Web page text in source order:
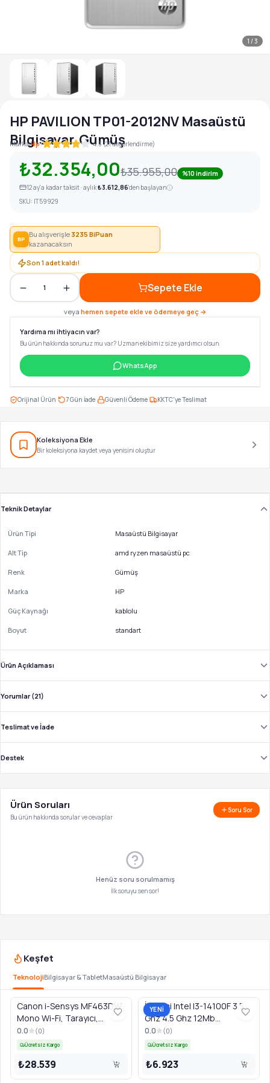
1 /3
HP PAVILION TP01-2012NV Masaüstü
Bilgisayar, Gümüş
Marka:Hp| 4.3 (21 değerlendirme)
₺32.354,00₺35.955,00 %10 indirim
12ay'a kadar taksit · aylık₺3.612,86'den başlayan
SKU: IT59929
BP
Bu alışverişle 3235 BiPuan
kazanacaksın
Son 1 adet kaldı!
1 Sepete Ekle
veya hemen sepete ekle ve ödemeye geç →
Yardıma mı ihtiyacın var?
Bu ürün hakkında sorunuz mu var? Uzman ekibimiz size yardımcı olsun.
WhatsApp
Orijinal Ürün 7 Gün İade Güvenli Ödeme KKTC'ye Teslimat
Koleksiyona Ekle
Bir koleksiyona kaydet veya yenisini oluştur
Teknik Detaylar
Ürün Tipi Masaüstü Bilgisayar
Alt Tip amd ryzen masaüstü pc
Renk Gümüş
Marka HP
Güç Kaynağı kablolu
Boyut standart
Ürün Açıklaması
Yorumlar (21)
Teslimat ve İade
Destek
Ürün Soruları
Bu ürün hakkında sorular ve cevaplar
Soru Sor
Henüz soru sorulmamış
İlk soruyu sen sor!
Keşfet
TeknolojiBilgisayar & TabletMasaüstü Bilgisayar
Canon i-Sensys MF463DW
Mono Wi-Fi, Tarayıcı,
Fotokopi Çok Fonksiyonlu
Lazer Yazıcı
0.0 (0)
Ücretsiz Kargo
₺28.539
YENİ
İşlemci Intel I3-14100F 3.5
Ghz 4.5 Ghz 12Mb
Lga1700P - Tray
0.0 (0)
Ücretsiz Kargo
₺6.923